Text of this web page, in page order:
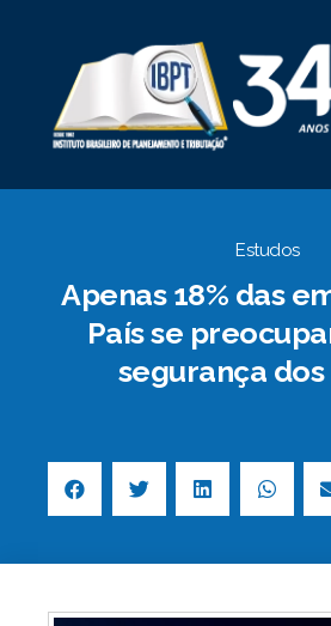
Estudos
Apenas 18% das
País se
segurança